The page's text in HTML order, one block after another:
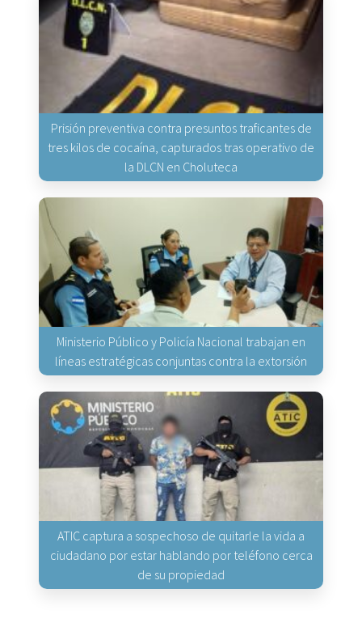
Prisión preventiva contra presuntos traficantes de
tres kilos de cocaína, capturados tras operativo de
la DLCN en Choluteca
Ministerio Público y Policía Nacional trabajan en
líneas estratégicas conjuntas contra la extorsión
ATIC captura a sospechoso de quitarle la vida a
ciudadano por estar hablando por teléfono cerca
de su propiedad